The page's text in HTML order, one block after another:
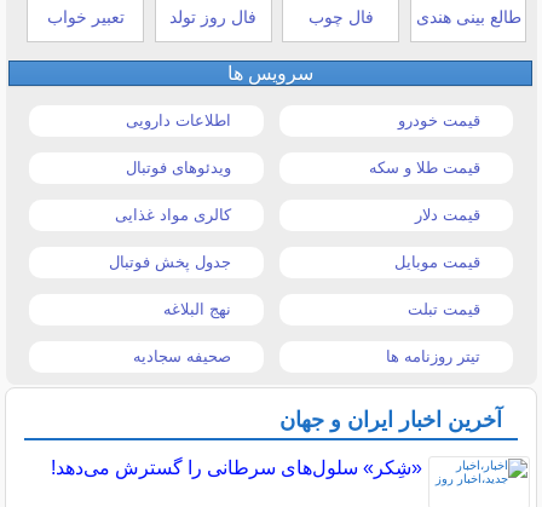
طالع بینی هندی فال چوب فال روز تولد تعبیر خواب
سرویس ها
قیمت خودرو اطلاعات دارویی
قیمت طلا و سکه ویدئوهای فوتبال
قیمت دلار کالری مواد غذایی
قیمت موبایل جدول پخش فوتبال
قیمت تبلت نهج البلاغه
تیتر روزنامه ها صحیفه سجادیه
آخرین اخبار ایران و جهان
«شِکر» سلول‌های سرطانی را گسترش می‌دهد!